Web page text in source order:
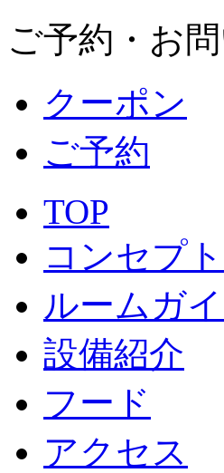
ご予約・お
クーポン
ご予約
TOP
コンセプト
ルームガ
設備紹介
フード
アクセス